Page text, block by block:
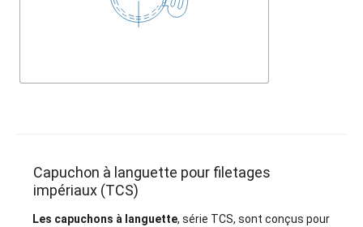
Capuchon à languette pour filetages
impériaux (TCS)
Les capuchons à languette, série TCS, sont conçus pour